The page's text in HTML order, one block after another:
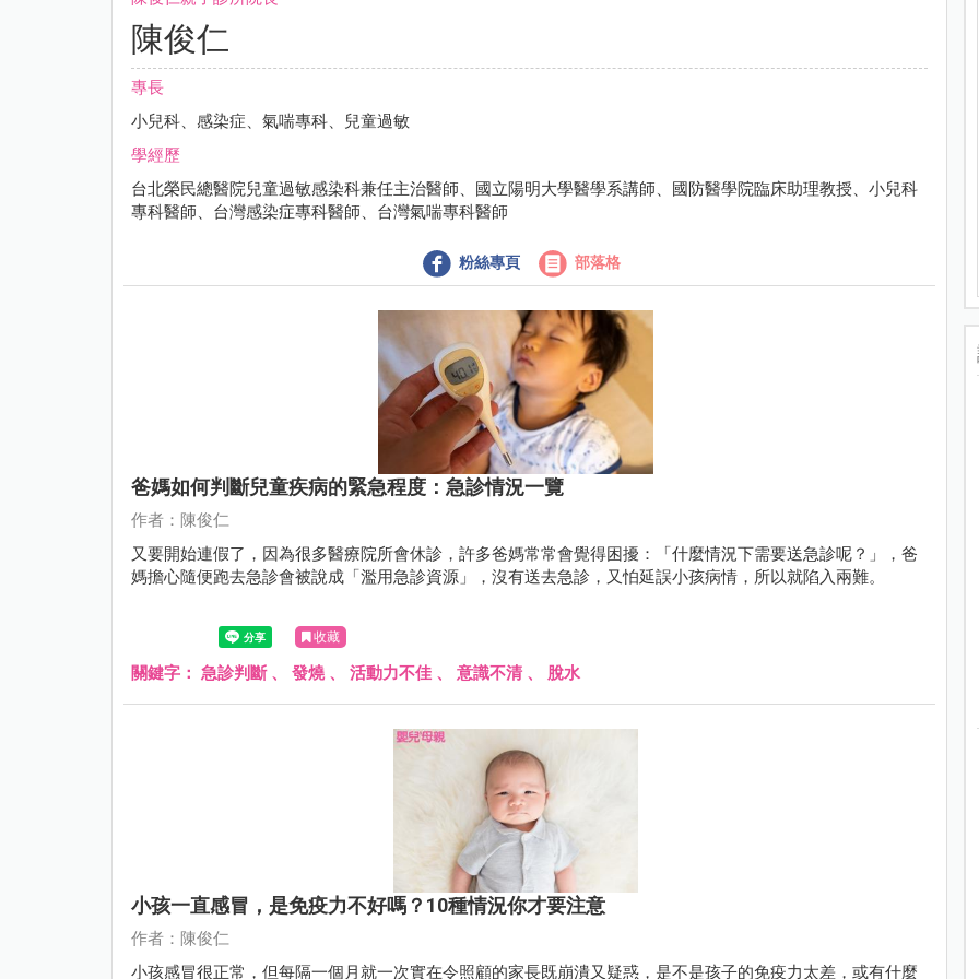
陳俊仁
專長
小兒科、感染症、氣喘專科、兒童過敏
學經歷
台北榮民總醫院兒童過敏感染科兼任主治醫師、國立陽明大學醫學系講師、國防醫學院臨床助理教授、小兒科
專科醫師、台灣感染症專科醫師、台灣氣喘專科醫師
粉絲專頁 部落格
爸媽如何判斷兒童疾病的緊急程度：急診情況一覽
作者：陳俊仁
又要開始連假了，因為很多醫療院所會休診，許多爸媽常常會覺得困擾：「什麼情況下需要送急診呢？」，爸
媽擔心隨便跑去急診會被說成「濫用急診資源」，沒有送去急診，又怕延誤小孩病情，所以就陷入兩難。
收藏
關鍵字： 急診判斷、 發燒、 活動力不佳 、 意識不清 、 脫水
小孩一直感冒，是免疫力不好嗎？10種情況你才要注意
作者：陳俊仁
小孩感冒很正常，但每隔一個月就一次實在令照顧的家長既崩潰又疑惑，是不是孩子的免疫力太差，或有什麼